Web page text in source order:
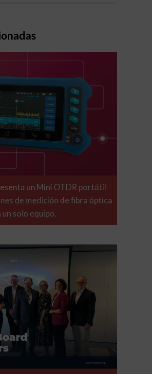
un Mini OTDR portátil
de medición de fibra óptica
un solo equipo.